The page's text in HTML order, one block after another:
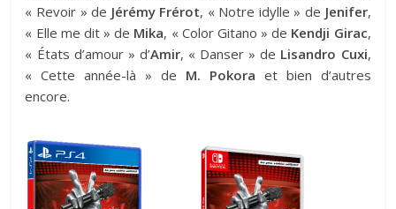
« Revoir » de Jérémy Frérot, « Notre idylle » de Jenifer,
« Elle me dit » de Mika, « Color Gitano » de Kendji Girac,
« États d’amour » d’Amir, « Danser » de Lisandro Cuxi,
« Cette année-là » de M. Pokora et bien d’autres
encore.